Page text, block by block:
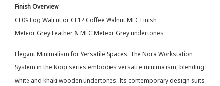
Finish Overview
CF09 Log Walnut or CF12 Coffee Walnut MFC Finish
Meteor Grey Leather & MFC Meteor Grey undertones
Elegant Minimalism for Versatile Spaces: The Nora Workstation
System in the Noqi series embodies versatile minimalism, blending
white and khaki wooden undertones. Its contemporary design suits